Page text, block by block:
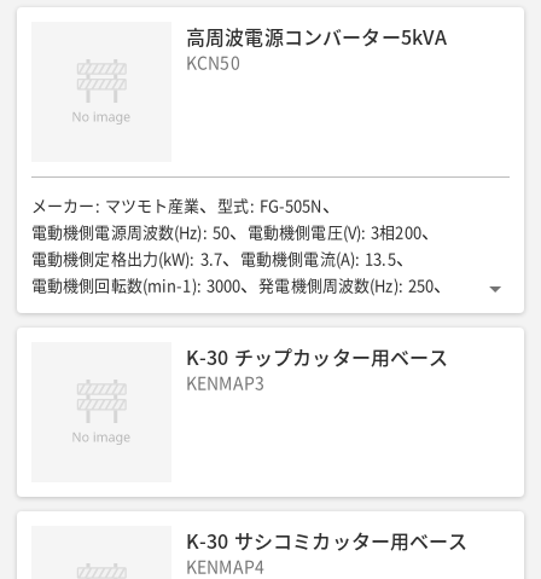
高周波電源コンバーター5kVA
KCN50
メーカー : マツモト産業 型式: FG-505N
電動機側電源周波数(Hz): 50 電動機側電圧(V): 3相200
電動機側定格出力(kW): 3.7 電動機側電流(A): 13.5
電動機側回転数(min-1): 3000 発電機側周波数(Hz): 250
発電機側電圧(V): 3相200 発電機側最大出力(kVA): 5
質量(kg): 120
K-30 チップカッター用ベース
KENMAP3
K-30 サシコミカッター用ベース
KENMAP4